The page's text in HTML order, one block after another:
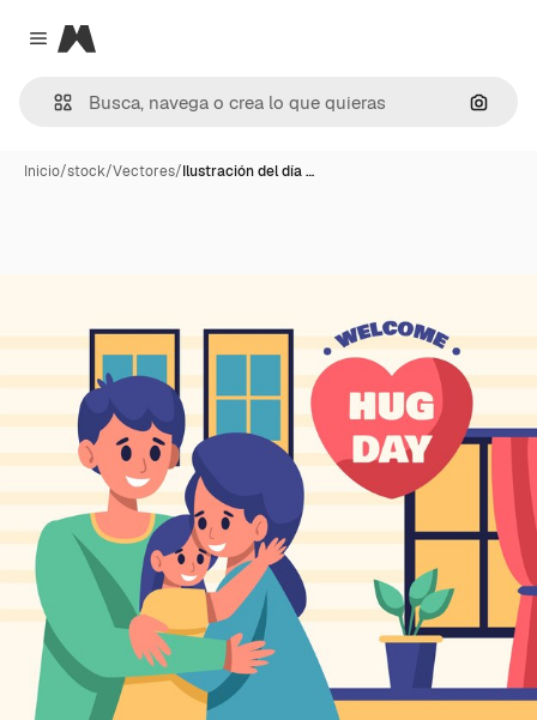
Close menu
Magnific
Inicio/stock/Vectores/Ilustración del día …